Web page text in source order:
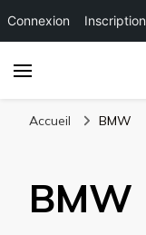
Connexion Inscription
Accueil BMW
BMW